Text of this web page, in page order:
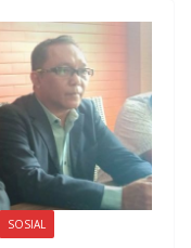
SOSIAL